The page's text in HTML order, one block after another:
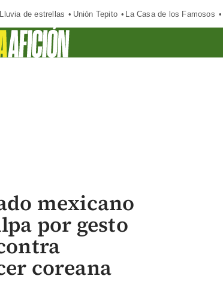
Lluvia de estrellas Unión Tepito La Casa de los Famosos
mexicano
por gesto
coreana